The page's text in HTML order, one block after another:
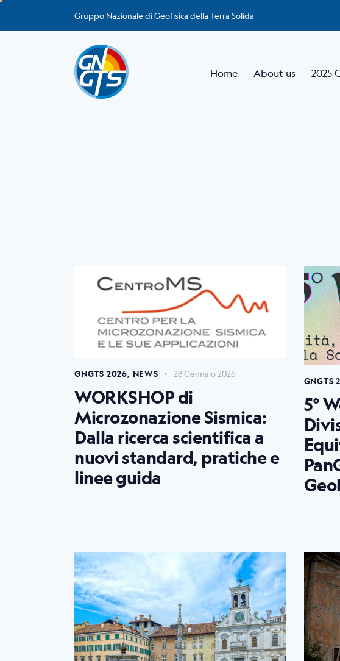
Gruppo Nazionale di Geofisica della Terra Solida
Home About us 2025
GNGTS 2026, NEWS 28 Gennaio 2026
WORKSHOP di
Microzonazione Sismica:
Dalla ricerca scientifica a
nuovi standard, pratiche e
linee guida
GNGTS
5°